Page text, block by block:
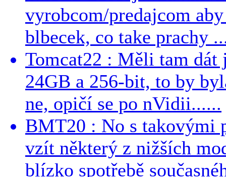
vyrobcom/predajcom
blbecek, co take prachy
Tomcat22 : Měli tam dát
24GB a 256-bit, to by
ne, opičí se po nVidii......
BMT20 : No s takovými
vzít některý z nižších
blízko spotřebě